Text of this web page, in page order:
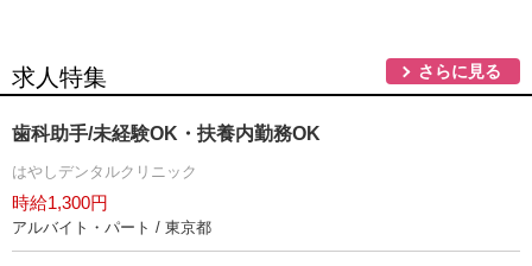
求人特集 さらに見る
歯科助手/未経験OK・扶養内勤務OK
はやしデンタルクリニック
時給1,300円
アルバイト・パート / 東京都